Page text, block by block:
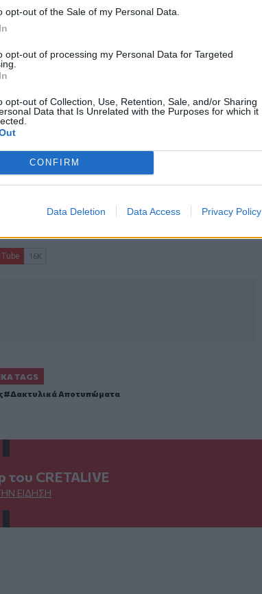
opt-out of the Sale of my Personal Data.
opt-out of processing my Personal Data for Targeted
opt-out of Collection, Use, Retention, Sale, and/or Sharing
Data that Is Unrelated with the Purposes for which it
CONFIRM
Data Deletion Data Access Privacy Policy
Τουρισμού - Άνοιξε το παράθυρο και
Ουρές χιλιομέτρων
και στο
Facebook
μας στο
TAGS
Δακτυλικά Αποτυπώματα
του CRETALIVE
ΕΊΔΗΣΗ